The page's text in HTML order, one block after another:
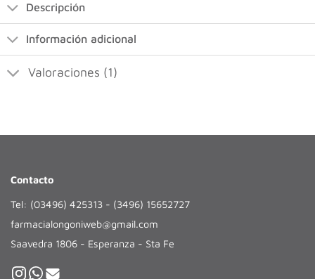
Descripción
Información adicional
Valoraciones (1)
Contacto
Tel: (03496) 425313 - (3496) 15652727
farmacialongoniweb@gmail.com
Saavedra 1806 - Esperanza - Sta Fe